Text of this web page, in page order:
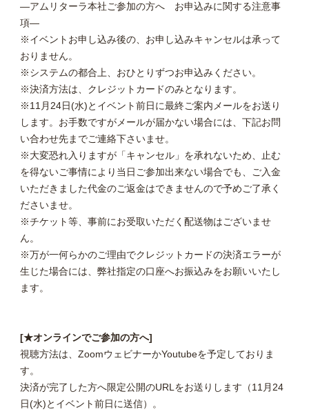
―アムリターラ本社ご参加の方へ お申込みに関する注意事
項―
※イベントお申し込み後の、お申し込みキャンセルは承って
おりません。
※システムの都合上、おひとりずつお申込みください。
※決済方法は、クレジットカードのみとなります。
※11月24日(水)とイベント前日に最終ご案内メールをお送り
します。お手数ですがメールが届かない場合には、下記お問
い合わせ先までご連絡下さいませ。
※大変恐れ入りますが「キャンセル」を承れないため、止む
を得ないご事情により当日ご参加出来ない場合でも、ご入金
いただきました代金のご返金はできませんので予めご了承く
ださいませ。
※チケット等、事前にお受取いただく配送物はございませ
ん。
※万が一何らかのご理由でクレジットカードの決済エラーが
生じた場合には、弊社指定の口座へお振込みをお願いいたし
ます。
[★オンラインでご参加の方へ]
視聴方法は、ZoomウェビナーかYoutubeを予定しておりま
す。
決済が完了した方へ限定公開のURLをお送りします（11月24
日(水)とイベント前日に送信）。